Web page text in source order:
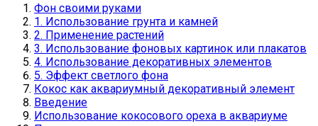
Фон своими руками
1. Использование грунта и камней
2. Применение растений
3. Использование фоновых картинок или плакатов
4. Использование декоративных элементов
5. Эффект светлого фона
Кокос как аквариумный декоративный элемент
Введение
Использование кокосового ореха в аквариуме